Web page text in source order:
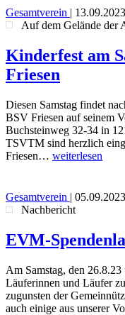
Gesamtverein | 13.09.2023
Auf dem Gelände der
Kinderfest am
Friesen
Diesen Samstag findet
BSV Friesen auf seinem
Buchsteinweg 32-34 in
TSVTM sind herzlich
Friesen… weiterlesen
Gesamtverein | 05.09.2023
Nachbericht
EVM-
Am Samstag, den
Läuferinnen und Läufer
zugunsten der
auch einige aus unserer